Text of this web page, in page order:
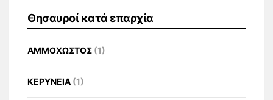
Θησαυροί κατά επαρχία
ΑΜΜΟΧΩΣΤΟΣ (1)
ΚΕΡΥΝΕΙΑ (1)